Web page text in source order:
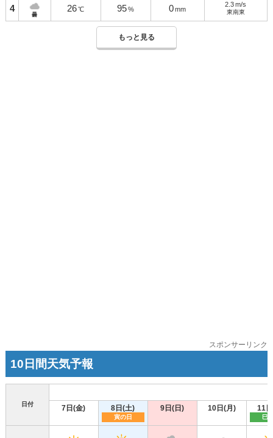
4
曇
26 ℃ 95 % 0 mm
2.3 m/s
東南東
もっと見る
スポンサーリンク
10日間天気予報
日付 7日(金) 8日(土)
寅の日
9日(日) 10日(月) 11
巳